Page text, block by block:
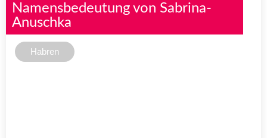
Namensbedeutung von Sabrina-
Anuschka
Habren